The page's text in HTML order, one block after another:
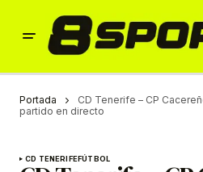
Portada
CD Tenerife – CP
partido en directo
CD TENERIFEFÚTBOL